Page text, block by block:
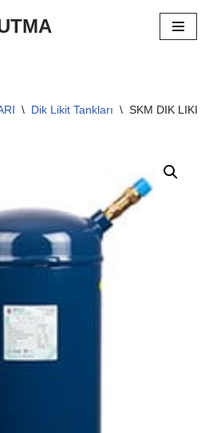
\ Dik Likit Tankları \ SKM DIK LIKIT